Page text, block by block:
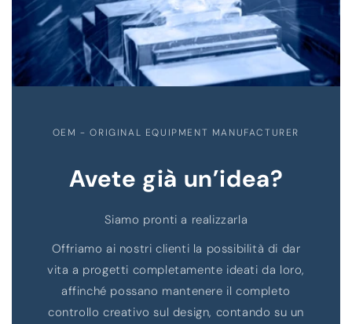
OEM - ORIGINAL EQUIPMENT MANUFACTURER
Avete già un’idea?
Siamo pronti a realizzarla
Offriamo ai nostri clienti la possibilità di dar
vita a progetti completamente ideati da loro,
affinché possano mantenere il completo
controllo creativo sul design, contando su un